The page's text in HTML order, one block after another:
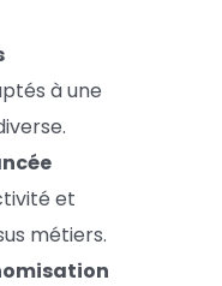
à une
et
métiers.